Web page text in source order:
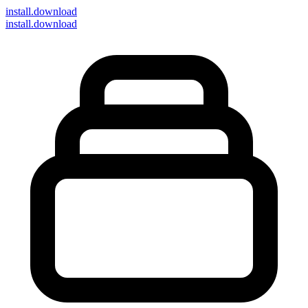
install.download
install.download